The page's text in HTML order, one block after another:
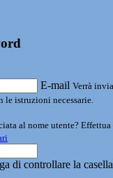
E-mail Verrà
istruzioni necessarie.
al nome utente?
di controllare la